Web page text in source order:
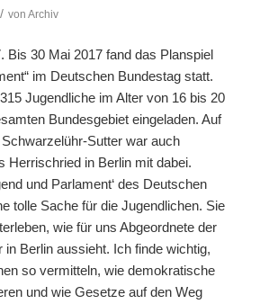
/ von Archiv
Bis 30 Mai 2017 fand das Planspiel
im Deutschen Bundestag statt.
Jugendliche im Alter von 16 bis 20
Bundesgebiet eingeladen. Auf
Sutter war auch
Herrischried in Berlin mit dabei.
und Parlament‘ des Deutschen
tolle Sache für die Jugendlichen. Sie
wie für uns Abgeordnete der
in Berlin aussieht. Ich finde wichtig,
so vermitteln, wie demokratische
und wie Gesetze auf den Weg